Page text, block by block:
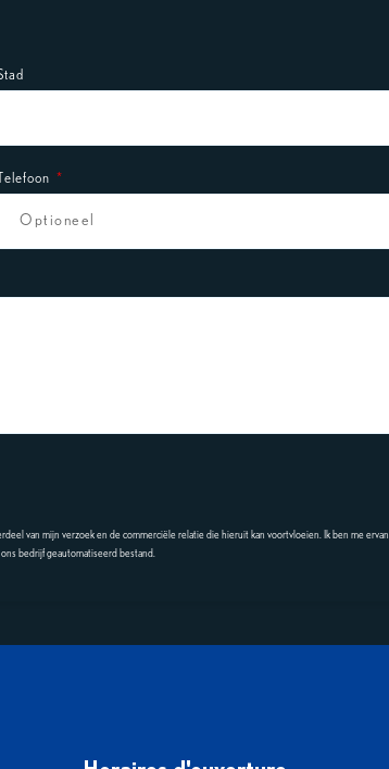
Telefoon
van mijn verzoek en de commerciële relatie die hieruit kan voortvloeien. Ik ben me ervan
bedrijf geautomatiseerd bestand.